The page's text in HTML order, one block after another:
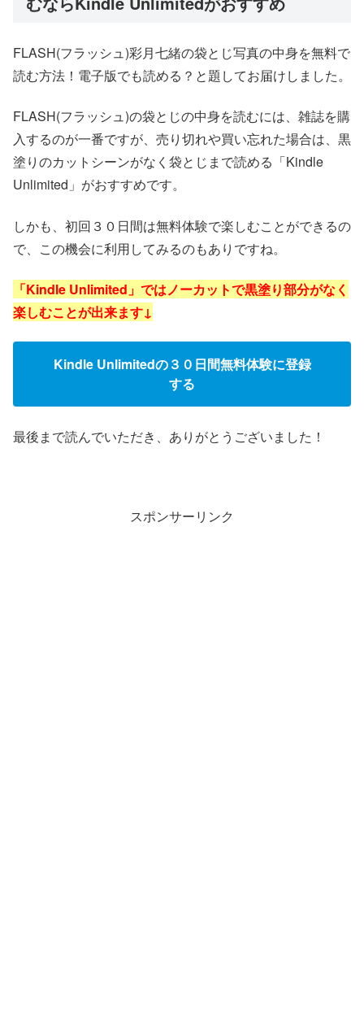
FLASH(フラッシュ)彩月七緒の袋とじ写真の中身を無料で
読む方法！電子版でも読める？と題してお届けしました。
FLASH(フラッシュ)の袋とじの中身を読むには、雑誌を購
入するのが一番ですが、売り切れや買い忘れた場合は、黒
塗りのカットシーンがなく袋とじまで読める「Kindle
Unlimited」がおすすめです。
しかも、初回３０日間は無料体験で楽しむことができるの
で、この機会に利用してみるのもありですね。
「Kindle Unlimited」ではノーカットで黒塗り部分がなく
楽しむことが出来ます↓
Kindle Unlimitedの３０日間無料体験に登録
する
最後まで読んでいただき、ありがとうございました！
スポンサーリンク